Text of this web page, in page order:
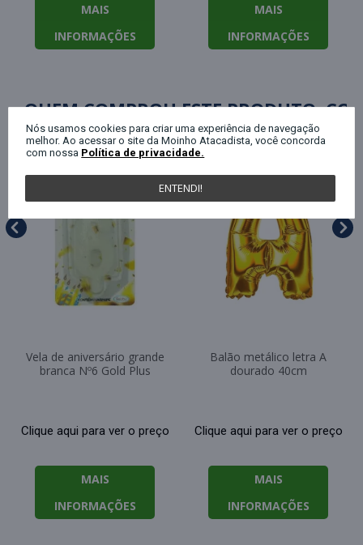
MAIS
INFORMAÇÕES
MAIS
INFORMAÇÕES
QUEM COMPROU ESTE PRODUTO,
Vela de aniversário grande
branca Nº6 Gold Plus
Clique aqui para ver o preço
MAIS
INFORMAÇÕES
Balão metálico letra A
dourado 40cm
Clique aqui para ver o preço
MAIS
INFORMAÇÕES
Nós usamos cookies para criar uma experiência de navegação
melhor. Ao acessar o site da Moinho Atacadista, você concorda
com nossa Política de privacidade.
ENTENDI!